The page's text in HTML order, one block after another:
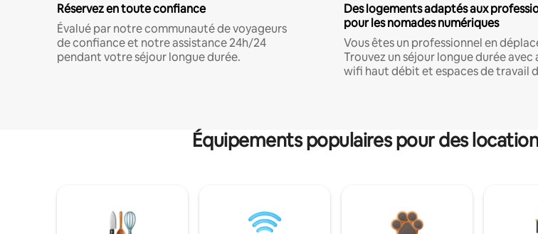
Réservez en toute confiance
Évalué par notre communauté de voyageurs
de confiance et notre assistance 24h/24
pendant votre séjour longue durée.
Des logements adaptés aux
pour les nomades numériques
Vous êtes un professionnel en
Trouvez un séjour longue durée avec
wifi haut débit et espaces de travail
Équipements populaires pour des